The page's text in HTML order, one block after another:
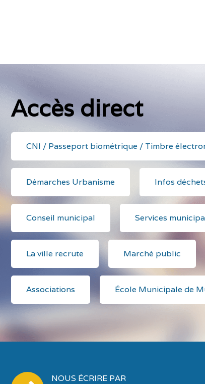
Accès direct
CNI / Passeport biométrique / Timbre
Démarches Urbanisme Infos
Conseil municipal Services
La ville recrute Marché public
Associations École Municipale de
NOUS ÉCRIRE PAR